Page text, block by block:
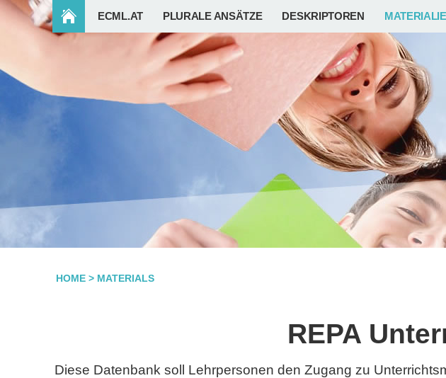
ECML.AT PLURALE ANSÄTZE DESKRIPTOREN
HOME > MATERIALS
REPA
Diese Datenbank soll Lehrpersonen den Zugang zu